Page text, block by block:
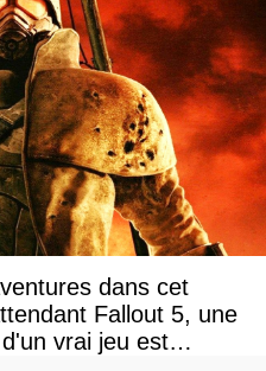
dans cet
Fallout 5, une
vrai jeu est